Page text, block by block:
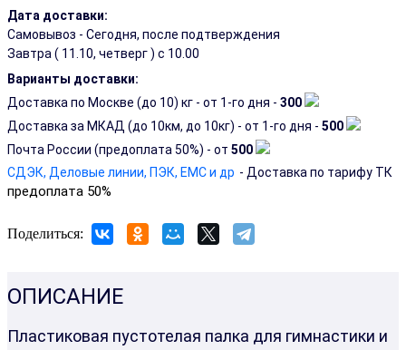
Дата доставки:
Самовывоз - Сегодня, после подтверждения
Завтра ( 11.10, четверг) с 10.00
Варианты доставки:
Доставка по Москве (до 10) кг - от 1-го дня - 300
Доставка за МКАД (до 10км, до 10кг) - от 1-го дня - 500
Почта России (предоплата 50%) - от 500
СДЭК, Деловые линии, ПЭК, EMC и др
предоплата 50%
- Доставка по тарифу ТК
Поделиться:
ОПИСАНИЕ
Пластиковая пустотелая палка для гимнастики и